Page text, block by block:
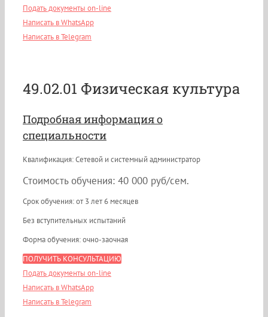
Подать документы on-line
Написать в WhatsApp
Написать в Telegram
49.02.01 Физическая культура
Подробная информация о
специальности
Квалификация: Сетевой и системный администратор
Стоимость обучения: 40 000 руб/сем.
Срок обучения: от 3 лет 6 месяцев
Без вступительных испытаний
Форма обучения: очно-заочная
ПОЛУЧИТЬ КОНСУЛЬТАЦИЮ
Подать документы on-line
Написать в WhatsApp
Написать в Telegram